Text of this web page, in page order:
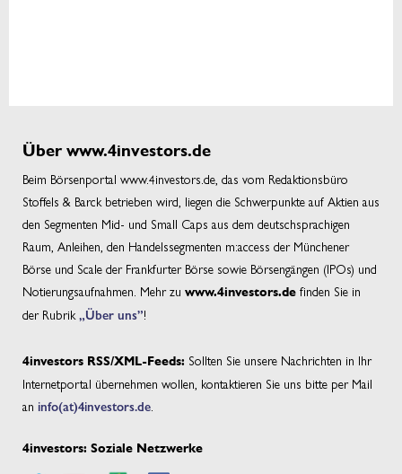
Über www.4investors.de
Beim Börsenportal www.4investors.de, das vom Redaktionsbüro
Stoffels & Barck betrieben wird, liegen die Schwerpunkte auf Aktien aus
den Segmenten Mid- und Small Caps aus dem deutschsprachigen
Raum, Anleihen, den Handelssegmenten m:access der Münchener
Börse und Scale der Frankfurter Börse sowie Börsengängen (IPOs) und
Notierungsaufnahmen. Mehr zu www.4investors.de finden Sie in
der Rubrik „Über uns”!
4investors RSS/XML-Feeds: Sollten Sie unsere Nachrichten in Ihr
Internetportal übernehmen wollen, kontaktieren Sie uns bitte per Mail
an info(at)4investors.de
4investors: Soziale Netzwerke